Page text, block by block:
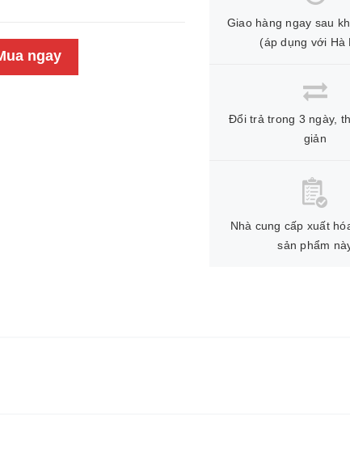
ngay
Giao hàng ngay sau
(áp dụng với Hà
Đổi trả trong 3 ngày,
giản
Nhà cung cấp xuất
sản phẩm